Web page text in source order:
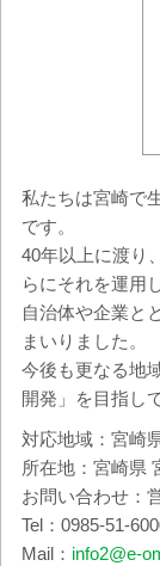
私たちは宮崎で
です。
40年以上に渡り
らにそれを運用
自治体や企業と
まいりました。
今後も更なる地
開発」を目指し
対応地域：宮崎
所在地：宮崎県
お問い合わせ：
Tel：0985-51-
Mail： info2@e-